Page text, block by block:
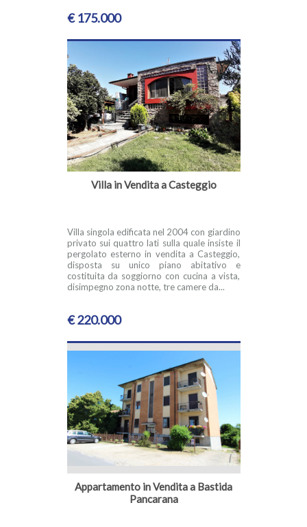
€ 175.000
Villa in Vendita a Casteggio
Villa singola edificata nel 2004 con giardino
privato sui quattro lati sulla quale insiste il
pergolato esterno in vendita a Casteggio,
disposta su unico piano abitativo e
costituita da soggiorno con cucina a vista,
disimpegno zona notte, tre camere da...
€ 220.000
Appartamento in Vendita a Bastida
Pancarana